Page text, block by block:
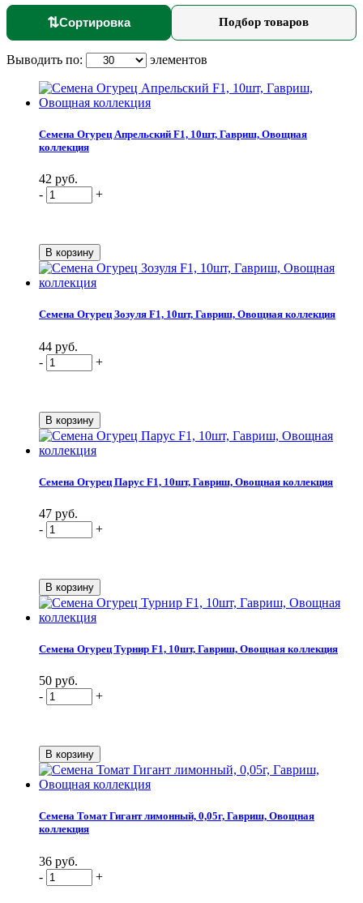
⇅Сортировка Подбор товаров
Выводить по: элементов
Семена Огурец Апрельский F1, 10шт, Гавриш, Овощная
коллекция
42 руб.
-
+
Семена Огурец Зозуля F1, 10шт, Гавриш, Овощная коллекция
44 руб.
-
+
Семена Огурец Парус F1, 10шт, Гавриш, Овощная коллекция
47 руб.
-
+
Семена Огурец Турнир F1, 10шт, Гавриш, Овощная коллекция
50 руб.
-
+
Семена Томат Гигант лимонный, 0,05г, Гавриш, Овощная
коллекция
36 руб.
-
+